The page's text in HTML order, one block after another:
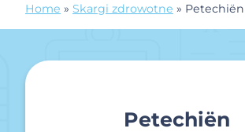
Home » Skargi zdrowotne » Petechiën
Petechiën